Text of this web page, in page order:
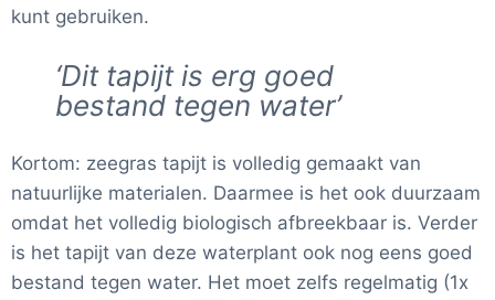
kunt gebruiken.
‘Dit tapijt is erg goed
bestand tegen water’
Kortom: zeegras tapijt is volledig gemaakt van
natuurlijke materialen. Daarmee is het ook duurzaam
omdat het volledig biologisch afbreekbaar is. Verder
is het tapijt van deze waterplant ook nog eens goed
bestand tegen water. Het moet zelfs regelmatig (1x